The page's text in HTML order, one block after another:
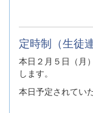
定時制（生徒
本日２月５日（月
します。
本日予定されてい